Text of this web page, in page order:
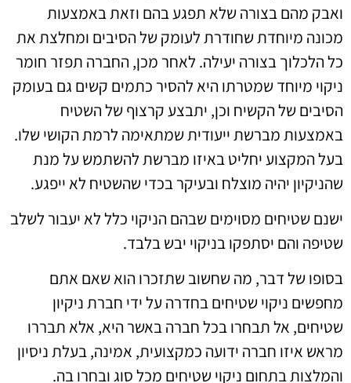
ואבק מהם בצורה שלא תפגע בהם וזאת באמצעות
מכונה מיוחדת שחודרת לעומק של הסיבים ומחלצת את
כל הלכלוך בצורה יעילה. לאחר מכן, החברה תפזר חומר
ניקוי מיוחד שמטרתו היא להסיר כתמים קשים גם בעומק
הסיבים של הקשיח וכן, יתבצע קרצוף של השטיח
באמצעות מברשת ייעודית שמתאימה לרמת הקושי שלו.
בעל המקצוע יחליט באיזו מברשת להשתמש על מנת
שהניקיון יהיה מוצלח ובעיקר בכדי שהשטיח לא ייפגע.
ישנם שטיחים מסוימים שבהם הניקוי כלל לא יעבור לשלב
שטיפה והם יסתפקו בניקוי יבש בלבד.
בסופו של דבר, מה שחשוב שתזכרו הוא שאם אתם
מחפשים ניקוי שטיחים בחדרה על ידי חברת ניקיון
שטיחים, אל תבחרו בכל חברה באשר היא, אלא תבררו
מראש איזו חברה ידועה כמקצועית, אמינה, בעלת ניסיון
והמלצות בתחום ניקוי שטיחים מכל סוג ובחרו בה.